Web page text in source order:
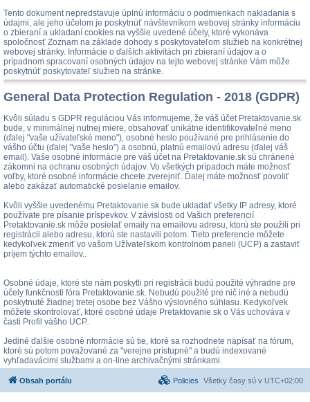
Tento dokument nepredstavuje úplnú informáciu o podmienkach nakladania s
údajmi, ale jeho účelom je poskytnúť návštevníkom webovej stránky informáciu
o zbieraní a ukladaní cookies na vyššie uvedené účely, ktoré vykonáva
spoločnosť Zoznam na základe dohody s poskytovateľom služieb na konkrétnej
webovej stránky. Informácie o ďalších aktivitách pri zbieraní údajov a o
prípadnom spracovaní osobných údajov na tejto webovej stránke Vám môže
poskytnúť poskytovateľ služieb na stránke.
General Data Protection Regulation - 2018 (GDPR)
Kvôli súladu s GDPR reguláciou Vás informujeme, že váš účet Pretaktovanie.sk
bude, v minimálnej nutnej miere, obsahovať unikátne identifikovateľné meno
(ďalej "vaše užívateľské meno"), osobné heslo používané pre prihlásenie do
vášho účtu (ďalej "vaše heslo") a osobnú, platnú emailovú adresu (ďalej váš
email). Vaše osobné informácie pre váš účet na Pretaktovanie.sk sú chránené
zákomni na ochranu osobných údajov. Vo všetkých prípadoch máte možnosť
voľby, ktoré osobné informácie chcete zverejniť. Ďalej máte možnosť povoliť
alebo zakázať automatické posielanie emailov.
Kvôli vyššie uvedenému Pretaktovanie.sk bude ukladať všetky IP adresy, ktoré
používate pre písanie príspevkov. V závislosti od Vašich preferencií
Pretaktovanie.sk môže posielať emaily na emailovu adresu, ktorú ste použili pri
registrácii alebo adresu, ktorú ste nastavili potom. Tieto preferencie môžete
kedykoľvek zmeniť vo vašom Užívateľskom kontrolnom paneli (UCP) a zastaviť
príjem týchto emailov..
Osobné údaje, ktoré ste nám poskytli pri registrácii budú použité výhradne pre
účely funkčnosti fóra Pretaktovanie.sk. Nebudú použité pre nič iné a nebudú
poskytnuté žiadnej tretej osobe bez Vášho výslovného súhlasu. Kedykoľvek
môžete skontrolovať, ktoré osobné údaje Pretaktovanie.sk o Vás uchováva v
časti Profil vášho UCP..
Jediné ďalšie osobné nformácie sú tie, ktoré sa rozhodnete napísať na fórum,
ktoré sú potom považované za "verejne prístupné" a budú indexované
vyhľadavácimi službami a on-line archivačnými stránkami.
Obsah portálu Všetky časy sú v UTC+02:00
Policies